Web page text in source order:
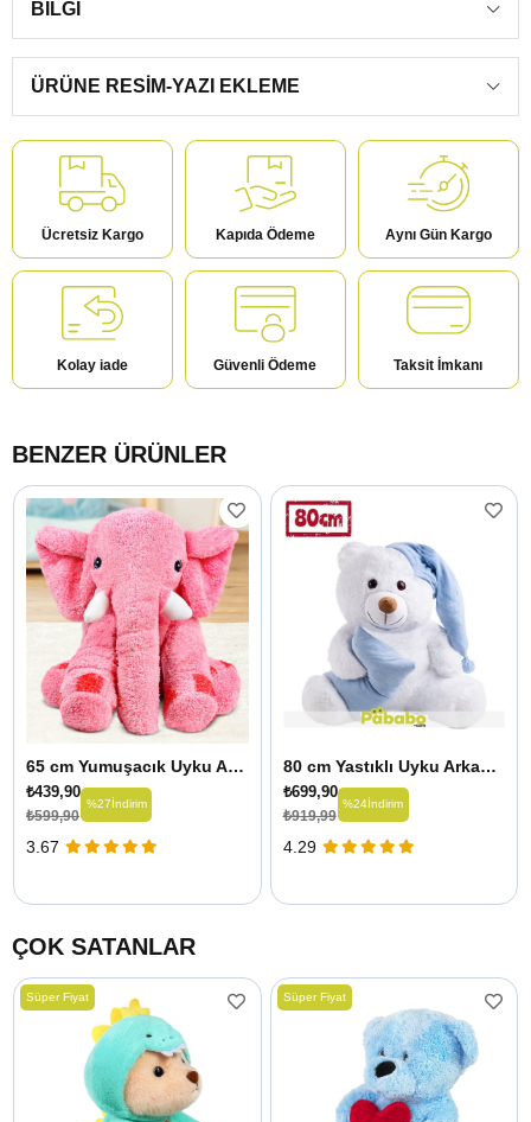
BILGI
ÜRÜNE RESIM-YAZI EKLEME
Ücretsiz Kargo Kapıda Ödeme Aynı Gün Kargo
Kolay iade Güvenli Ödeme Taksit İmkanı
BENZER ÜRÜNLER
65 cm Yumuşacık Uyku Arkadaşı Fil
₺439,90
₺599,90
%27İndirim
3.67
80 cm Yastıklı Uyku Arkadaşı Peluş Ayıcık
₺699,90
₺919,99
%24İndirim
4.29
ÇOK SATANLAR
Süper Fiyat Süper Fiyat